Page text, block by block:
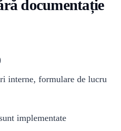
documentație
interne, formulare de lucru
implementate